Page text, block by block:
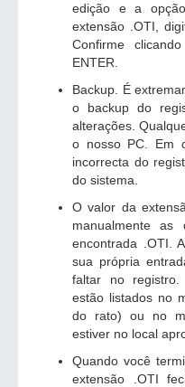
edição e a
extensão .OTI,
Confirme
ENTER.
Backup. É
o backup do
alterações.
o nosso PC. Em
incorrecta do
do sistema.
O valor da
manualmente as
encontrada .OTI.
sua própria
faltar no registro.
estão listados no
do rato) ou no
estiver no local
Quando você
extensão .OTI